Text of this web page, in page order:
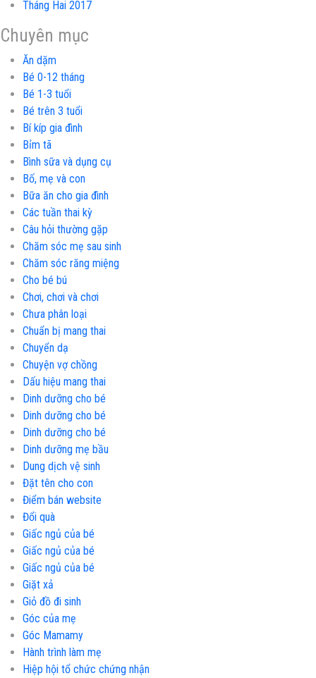
Tháng Hai 2017
Chuyên mục
Ăn dặm
Bé 0-12 tháng
Bé 1-3 tuổi
Bé trên 3 tuổi
Bí kíp gia đình
Bỉm tã
Bình sữa và dụng cụ
Bố, mẹ và con
Bữa ăn cho gia đình
Các tuần thai kỳ
Câu hỏi thường gặp
Chăm sóc mẹ sau sinh
Chăm sóc răng miệng
Cho bé bú
Chơi, chơi và chơi
Chưa phân loại
Chuẩn bị mang thai
Chuyển dạ
Chuyện vợ chồng
Dấu hiệu mang thai
Dinh dưỡng cho bé
Dinh dưỡng cho bé
Dinh dưỡng cho bé
Dinh dưỡng mẹ bầu
Dung dịch vệ sinh
Đặt tên cho con
Điểm bán website
Đổi quà
Giấc ngủ của bé
Giấc ngủ của bé
Giấc ngủ của bé
Giặt xả
Giỏ đồ đi sinh
Góc của mẹ
Góc Mamamy
Hành trình làm mẹ
Hiệp hội tổ chức chứng nhận